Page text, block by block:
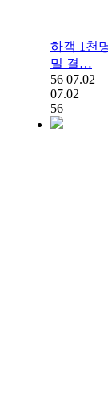
하객 1천
밀 결…
56 07.02
07.02
56